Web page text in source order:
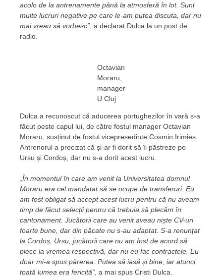
acolo de la antrenamente până la atmosferă în lot. Sunt
multe lucruri negative pe care le-am putea discuta, dar nu
mai vreau să vorbesc” , a declarat Dulca la un post de
radio.
Octavian
Moraru,
manager
U Cluj
Dulca a recunoscut că aducerea portughezilor în vară s-a
făcut peste capul lui, de către fostul manager Octavian
Moraru, susținut de fostul vicepreședinte Cosmin Irimieș.
Antrenorul a precizat că și-ar fi dorit să îi păstreze pe
Ursu și Cordoș, dar nu s-a dorit acest lucru.
„În momentul în care am venit la Universitatea domnul
Moraru era cel mandatat să se ocupe de transferuri. Eu
am fost obligat să accept acest lucru pentru că nu aveam
timp de făcut selecții pentru că trebuia să plecăm în
cantonament. Jucătorii care au venit aveau niște CV-uri
foarte bune, dar din păcate nu s-au adaptat. S-a renunțat
la Cordoș, Ursu, jucătorii care nu am fost de acord să
plece la vremea respectivă, dar nu eu fac contractele. Eu
doar mi-a spus părerea. Putea să iasă și bine, iar atunci
toată lumea era fericită” , a mai spus Cristi Dulca.